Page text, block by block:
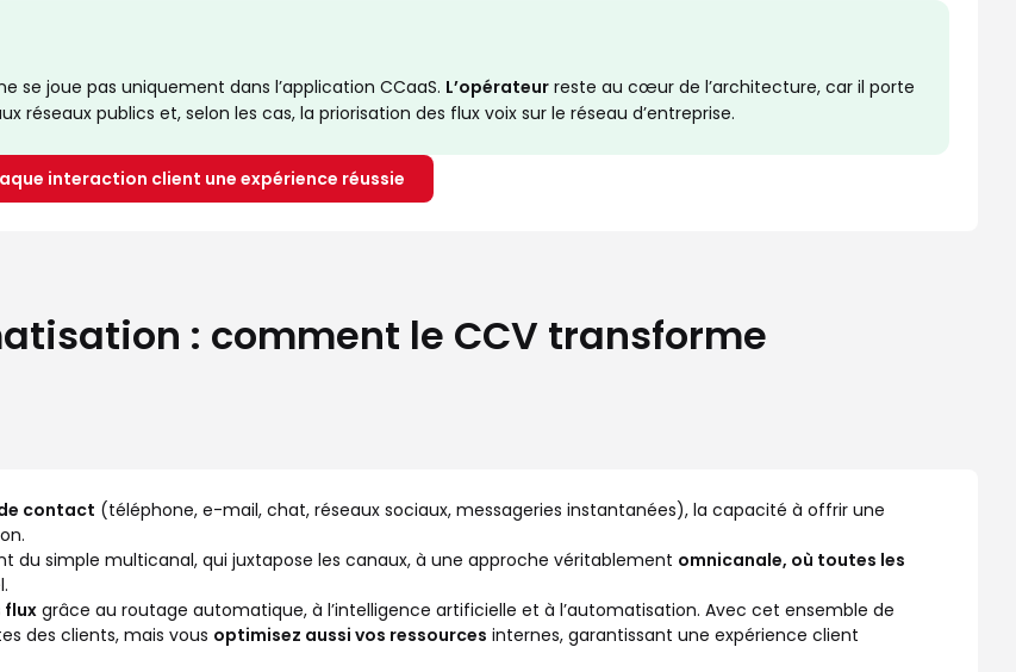
joue pas uniquement dans l’application CCaaS. L’opérateur reste au cœur de l’architecture, car il porte
publics et, selon les cas, la priorisation des flux voix sur le réseau d’entreprise.
interaction client une expérience réussie
: comment le CCV transforme
contact (téléphone, e-mail, chat, réseaux sociaux, messageries instantanées), la capacité à offrir une
simple multicanal, qui juxtapose les canaux, à une approche véritablement omnicanale, où toutes les
flux grâce au routage automatique, à l’intelligence artificielle et à l’automatisation. Avec cet ensemble de
des clients, mais vous optimisez aussi vos ressources internes, garantissant une expérience client